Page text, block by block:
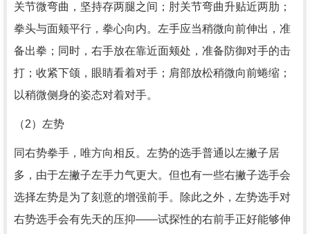
关节微弯曲，坚持存两腿之间；肘关节弯曲升贴近两肋；
拳头与面颊平行，拳心向内。左手应当稍微向前伸出，准
备出拳；同时，右手放在靠近面颊处，准备防御对手的击
打；收紧下颌，眼睛看着对手；肩部放松稍微向前蜷缩；
以稍微侧身的姿态对着对手。
（2）左势
同右势拳手，唯方向相反。左势的选手普通以左撇子居
多，由于左撇子左手力气更大。但也有一些右撇子选手会
选择左势是为了刻意的增强前手。除此之外，左势选手对
右势选手会有先天的压抑——试探性的右前手正好能够伸